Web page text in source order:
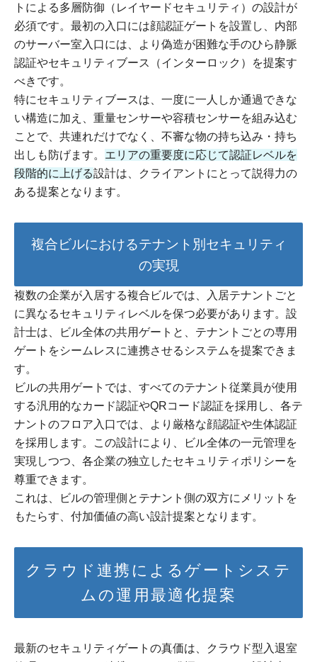
トによる多層防御（レイヤードセキュリティ）の設計が
必須です。最初の入口には顔認証ゲートを設置し、内部
のサーバー室入口には、より偽造が困難な手のひら静脈
認証やセキュリティブース（インターロック）を提案す
べきです。
特にセキュリティブースは、一度に一人しか通過できな
い構造に加え、重量センサーや容積センサーを組み込む
ことで、共連れだけでなく、不審な物の持ち込み・持ち
出しも防げます。 エリアの重要度に応じて認証レベルを
段階的に上げる設計は、クライアントにとって説得力の
ある提案となります。
複合ビルにおけるテナント別セキュリティ
の実現
複数の企業が入居する複合ビルでは、入居テナントごと
に異なるセキュリティレベルを保つ必要があります。設
計士は、ビル全体の共用ゲートと、テナントごとの専用
ゲートをシームレスに連携させるシステムを提案できま
す。
ビルの共用ゲートでは、すべてのテナント従業員が使用
する汎用的なカード認証やQRコード認証を採用し、各テ
ナントのフロア入口では、より厳格な顔認証や生体認証
を採用します。この設計により、ビル全体の一元管理を
実現しつつ、各企業の独立したセキュリティポリシーを
尊重できます。
これは、ビルの管理側とテナント側の双方にメリットを
もたらす、付加価値の高い設計提案となります。
クラウド連携によるゲートシステ
ムの運用最適化提案
最新のセキュリティゲートの真価は、クラウド型入退室